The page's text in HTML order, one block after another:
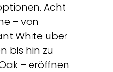
Acht
– von
White über
bis hin zu
– eröffnen